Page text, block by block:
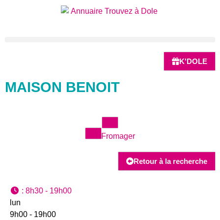
K'DOLE
MAISON BENOIT
Fromager
Retour à la recherche
: 8h30 - 19h00
lun
9h00 - 19h00